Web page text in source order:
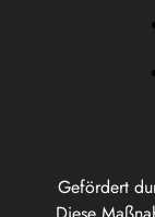
Gefördert